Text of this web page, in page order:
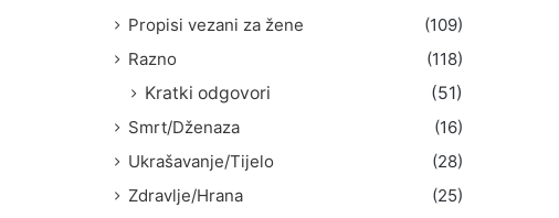
Propisi vezani za žene
(109)
Razno
(118)
Kratki odgovori
(51)
Smrt/Dženaza
(16)
Ukrašavanje/Tijelo
(28)
Zdravlje/Hrana
(25)